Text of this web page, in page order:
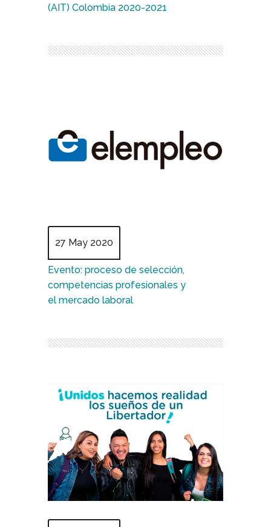
(AIT) Colombia 2020-2021
27 May 2020
Evento: proceso de selección,
competencias profesionales y
el mercado laboral